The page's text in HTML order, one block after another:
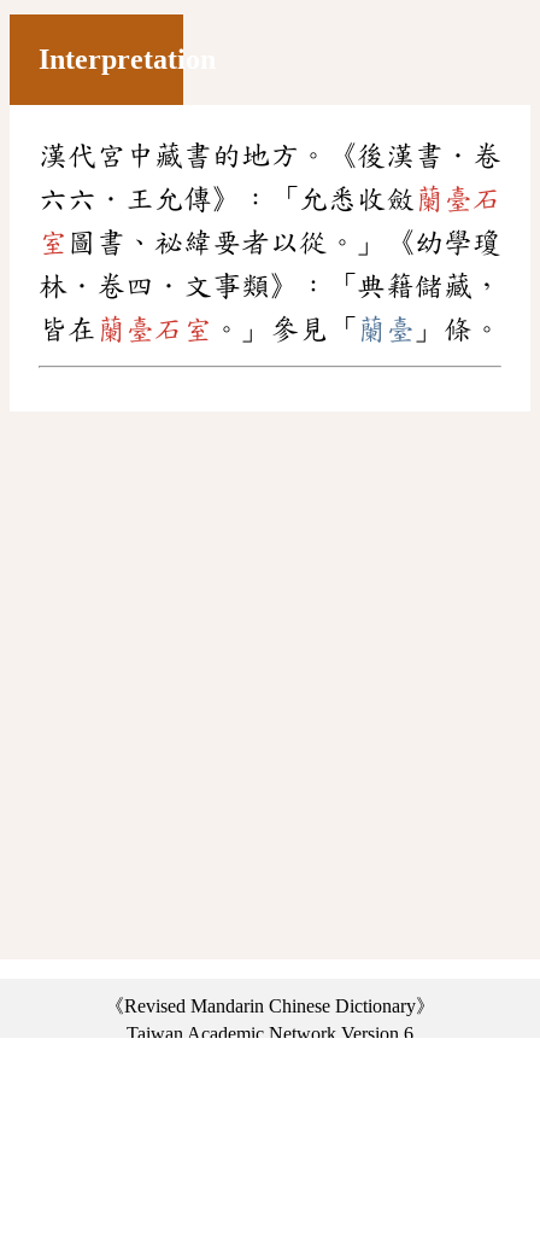
Interpretation
漢代宮中藏書的地方。《後漢書．卷
六六．王允傳》：「允悉收斂 蘭臺石
室 圖書、祕緯要者以從。」《幼學瓊
林．卷四．文事類》：「典籍儲藏，
皆在 蘭臺石室 。」參見「 蘭臺 」條。
《Revised Mandarin Chinese Dictionary》
Taiwan Academic Network Version 6